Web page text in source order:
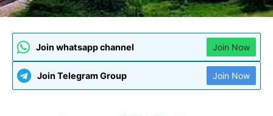
Join whatsapp channel Join Now
Join Telegram Group Join Now